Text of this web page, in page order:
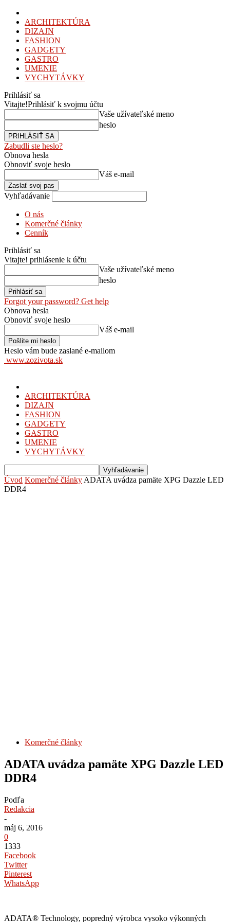
ARCHITEKTÚRA
DIZAJN
FASHION
GADGETY
GASTRO
UMENIE
VYCHYTÁVKY
Prihlásiť sa
Vitajte!Prihlásiť k svojmu účtu
Vaše užívateľské meno
heslo
Zabudli ste heslo?
Obnova hesla
Obnoviť svoje heslo
Váš e-mail
Vyhľadávanie
O nás
Komerčné články
Cenník
Prihlásiť sa
Vitajte! prihlásenie k účtu
Vaše užívateľské meno
heslo
Forgot your password? Get help
Obnova hesla
Obnoviť svoje heslo
Váš e-mail
Heslo vám bude zaslané e-mailom
www.zozivota.sk
ARCHITEKTÚRA
DIZAJN
FASHION
GADGETY
GASTRO
UMENIE
VYCHYTÁVKY
Úvod Komerčné články ADATA uvádza pamäte XPG Dazzle LED
DDR4
Komerčné články
ADATA uvádza pamäte XPG Dazzle LED
DDR4
Podľa
Redakcia
-
máj 6, 2016
0
1333
Facebook
Twitter
Pinterest
WhatsApp
ADATA® Technology, popredný výrobca vysoko výkonných